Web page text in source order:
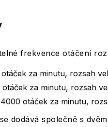
frekvence otáčení
otáček za minutu, rozsah
otáček za minutu, rozsah
otáček za minutu,
dodává společně s